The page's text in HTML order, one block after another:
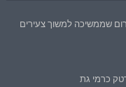
שממשיכה למשוך צעירים
כרמי גת